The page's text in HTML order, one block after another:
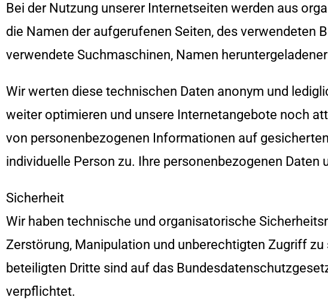
Bei der Nutzung unserer Internetseiten werden aus
die Namen der aufgerufenen Seiten, des verwendeten
verwendete Suchmaschinen, Namen
Wir werten diese technischen Daten anonym und
weiter optimieren und unsere Internetangebote noch
von personenbezogenen Informationen auf
individuelle Person zu. Ihre personenbezogenen
Sicherheit
Wir haben technische und organisatorische
Zerstörung, Manipulation und unberechtigten Zugriff
beteiligten Dritte sind auf das
verpflichtet.